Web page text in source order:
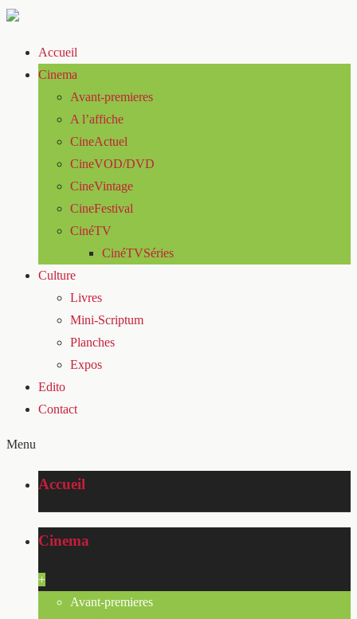
Accueil
Cinema
Avant-premieres
A l’affiche
CineActuel
CineVOD/DVD
CineVintage
CineFestival
CinéTV
CinéTVSéries
Culture
Livres
Mini-Scriptum
Planches
Expos
Edito
Contact
Menu
Accueil
Cinema
+
Avant-premieres